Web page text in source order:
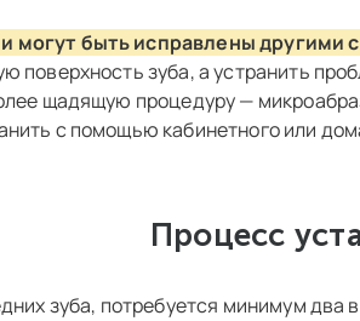
могут быть исправлены другими
поверхность зуба, а устранить
щадящую процедуру —
с помощью кабинетного или
Процесс
зуба, потребуется минимум два